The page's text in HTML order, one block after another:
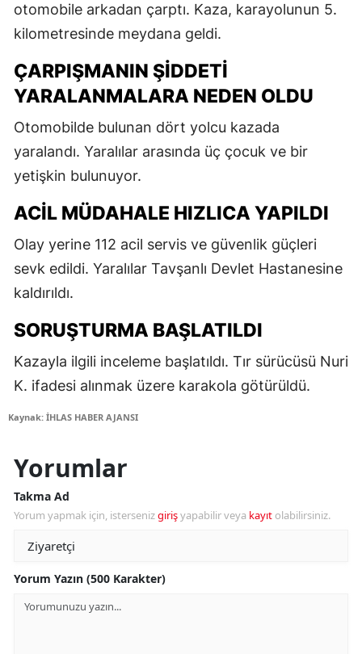
otomobile arkadan çarptı. Kaza, karayolunun 5.
kilometresinde meydana geldi.
ÇARPIŞMANIN ŞIDDETI
YARALANMALARA NEDEN OLDU
Otomobilde bulunan dört yolcu kazada
yaralandı. Yaralılar arasında üç çocuk ve bir
yetişkin bulunuyor.
ACIL MÜDAHALE HIZLICA YAPILDI
Olay yerine 112 acil servis ve güvenlik güçleri
sevk edildi. Yaralılar Tavşanlı Devlet Hastanesine
kaldırıldı.
SORUŞTURMA BAŞLATILDI
Kazayla ilgili inceleme başlatıldı. Tır sürücüsü Nuri
K. ifadesi alınmak üzere karakola götürüldü.
Kaynak: İHLAS HABER AJANSI
Yorumlar
Takma Ad
Yorum yapmak için, istersenizgirişyapabilir veya kayıt olabilirsiniz.
Yorum Yazın (500 Karakter)